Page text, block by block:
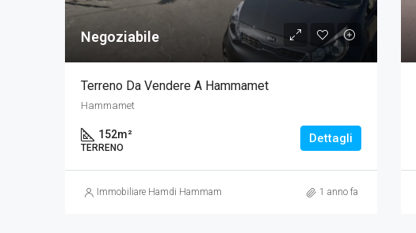
Negoziabile
Terreno Da Vendere A Hammamet
Hammamet
152m²
TERRENO
Dettagli
Immobiliare Hamdi Hammamet 1 anno fa